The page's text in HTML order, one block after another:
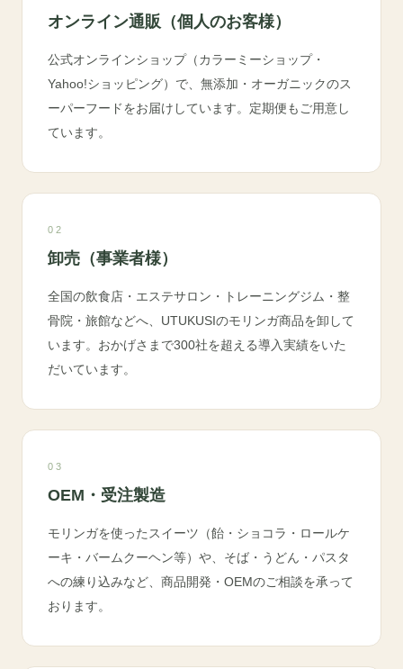
オンライン通販（個人のお客様）
公式オンラインショップ（カラーミーショップ・
Yahoo!ショッピング）で、無添加・オーガニックのス
ーパーフードをお届けしています。定期便もご用意し
ています。
02
卸売（事業者様）
全国の飲食店・エステサロン・トレーニングジム・整
骨院・旅館などへ、UTUKUSIのモリンガ商品を卸して
います。おかげさまで300社を超える導入実績をいた
だいています。
03
OEM・受注製造
モリンガを使ったスイーツ（飴・ショコラ・ロールケ
ーキ・バームクーヘン等）や、そば・うどん・パスタ
への練り込みなど、商品開発・OEMのご相談を承って
おります。